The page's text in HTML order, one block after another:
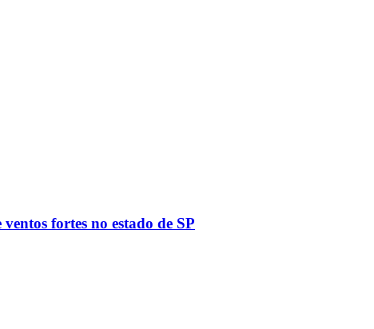
fortes no estado de SP